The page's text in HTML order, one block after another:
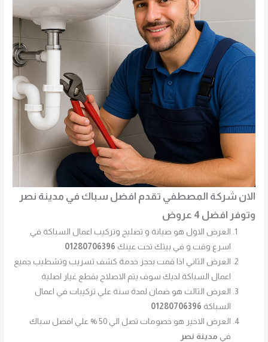
الان شركة المصطفي تقدم افضل سباك في مدينة نصر
وتوفر افضل 4 عروض
العرض الاول هو صيانة و تصليح وتركيب اعمال السباكة في
اسرع وقت و في بيتك تحت عينك 01280706396
العرض الثاني اذا قمت بحجز خدمة كشف تسريب وتشطيب جميع
اعمال السباكة لديك سوف يتم الاصلاح بقطع غيار اصلية
العرض الثالث هو ضمان لمدة سنة علي تركيبات في اعمال
السباكة 01280706396
العرض الاخير هو خصومات تصل الي 50 % علي افضل سباك
في مدينة نصر